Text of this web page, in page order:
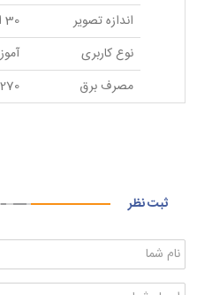
اندازه تصویر
30 اینچ تا 300 اینچ
نوع کاربری
مصرف برق
270 وات
ثبت نظر